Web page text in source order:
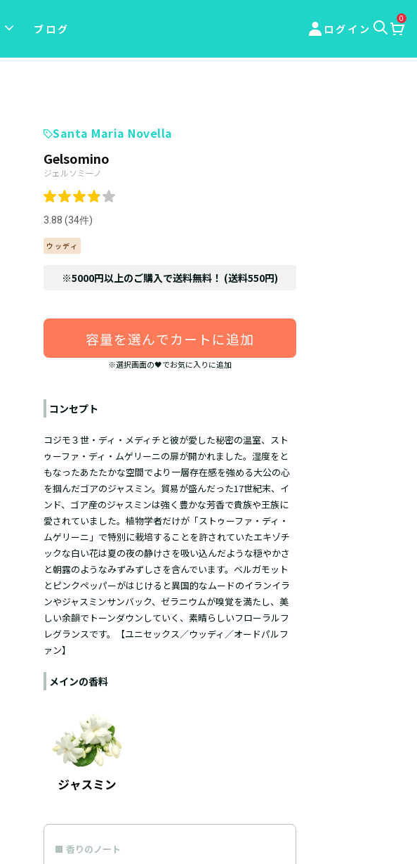
ブログ ログイン
0
Santa Maria Novella
Gelsomino
ジェルソミーノ
3.88 (34件)
ウッディ
※5000円以上のご購入で送料無料！ (送料550円)
容量を選んでカートに追加
※選択画面の🖤でお気に入りに追加
コンセプト
コジモ３世・ディ・メディチと彼が愛した秘密の温室、スト
ゥーファ・ディ・ムゲリーニの扉が開かれました。湿度をと
もなったあたたかな空間でより一層存在感を強める大公の心
を掴んだゴアのジャスミン。貿易が盛んだった17世紀末、イ
ンド、ゴア産のジャスミンは強く豊かな芳香で貴族や王族に
愛されていました。植物学者だけが「ストゥーファ・ディ・
ムゲリーニ」で特別に栽培することを許されていたエキゾチ
ックな白い花は夏の夜の静けさを吸い込んだような穏やかさ
と朝露のようなみずみずしさを含んでいます。ベルガモット
とピンクペッパーがはじけると異国的なムードのイランイラ
ンやジャスミンサンバック、ゼラニウムが嗅覚を満たし、美
しい余韻でトーンダウンしていく、素晴らしいフローラルフ
レグランスです。【ユニセックス／ウッディ／オードパルフ
ァン】
メインの香料
香りのノート